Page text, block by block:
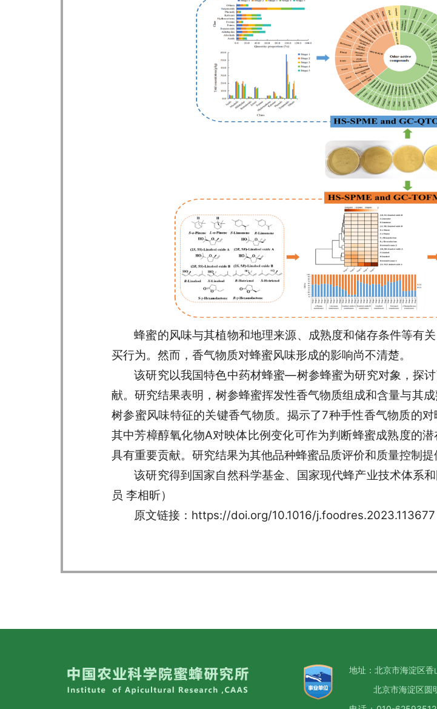
蜂蜜的风味与其植物和地理来源、成熟度和储存条件等有
买行为。然而，香气物质对蜂蜜风味形成的影响尚不清楚。
该研究以我国特色中药材蜂蜜—树参蜂蜜为研究对象，探
献。研究结果表明，树参蜂蜜挥发性香气物质组成和含量与其
树参蜜风味特征的关键香气物质。揭示了7种手性香气物质的
其中芳樟醇氧化物A对映体比例变化可作为判断蜂蜜成熟度的
具有重要贡献。研究结果为其他品种蜂蜜品质评价和质量控制提
该研究得到国家自然科学基金、国家现代蜂产业技术体系
员 李相昕）
原文链接： https://doi.org/10.1016/j.foodres.2023.113677
地址：北京市海淀区
北京市海淀区圆明